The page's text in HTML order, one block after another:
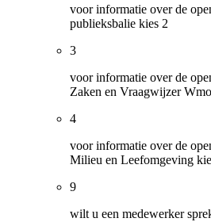
voor informatie over de
publieksbalie kies 2
3
voor informatie over de
Zaken en Vraagwijzer
4
voor informatie over de
Milieu en Leefomgeving
9
wilt u een medewerker